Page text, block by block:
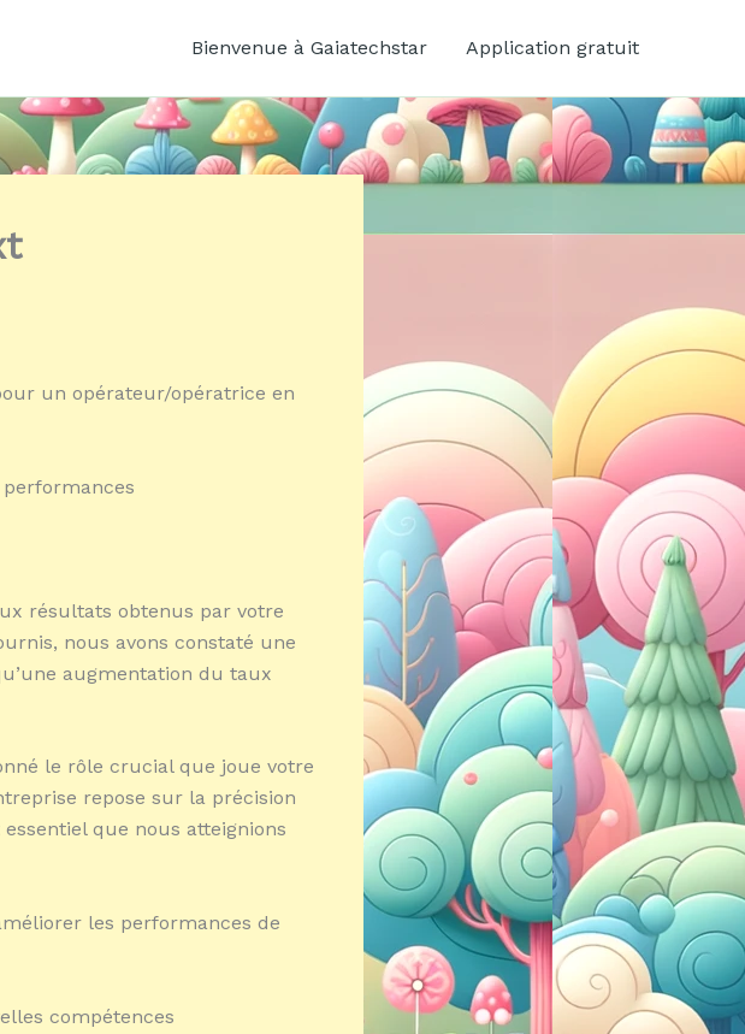
Bienvenue à Gaiatechstar Application gratuit
un opérateur/opératrice en
résultats obtenus par votre
nous avons constaté une
augmentation du taux
le rôle crucial que joue votre
repose sur la précision
que nous atteignions
les performances de
compétences